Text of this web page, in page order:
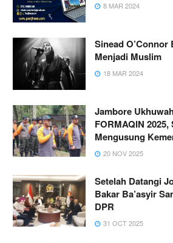
8 MAR 2024
Sinead O’Connor
Menjadi Muslim
18 MAR 2024
Jambore
FORMAQIN
Mengusung
20 NOV 2025
Setelah Datangi
Bakar Ba’asyir
DPR
31 OCT 2025